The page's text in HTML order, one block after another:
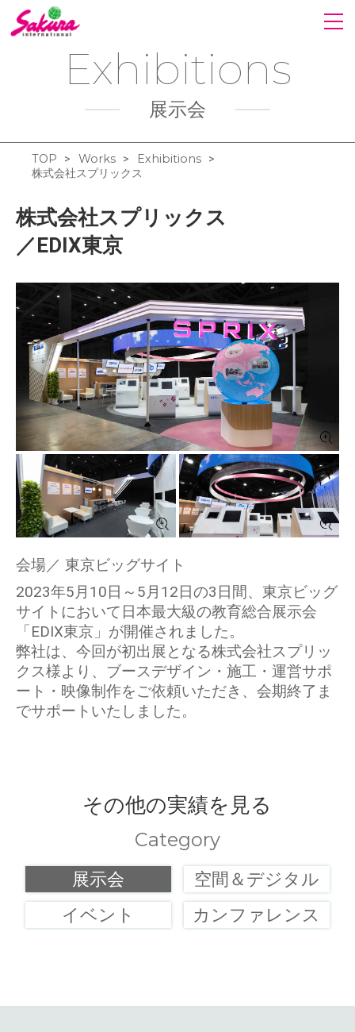
Exhibitions
展示会
TOP > Works > Exhibitions
>
株式会社スプリックス
株式会社スプリックス
／EDIX東京
会場／ 東京ビッグサイト
2023年5月10日～5月12日の3日間、東京ビッグ
サイトにおいて日本最大級の教育総合展示会
「EDIX東京」が開催されました。
弊社は、今回が初出展となる株式会社スプリッ
クス様より、ブースデザイン・施工・運営サポ
ート・映像制作をご依頼いただき、会期終了ま
でサポートいたしました。
その他の実績を見る
Category
展示会
空間＆デジタル
イベント
カンファレンス